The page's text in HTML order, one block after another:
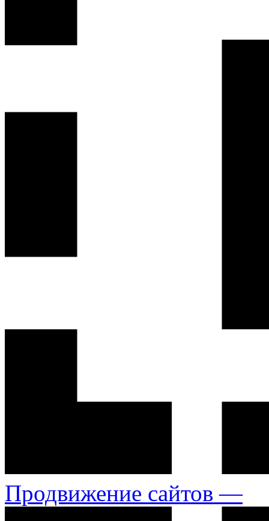
Продвижение сайтов —